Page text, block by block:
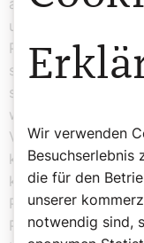
unters Volk
Pardon – selbst
selten gelingt.
selten mit dem
wie Phettberg in
Vielleicht auch,
klerikales Milieu
kabarettistischen
Phettberg in den
Pastoralassistent
Wir verwenden
Besuchserlebnis
die für den
unserer
notwendig sind,